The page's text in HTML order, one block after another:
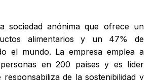
sociedad anónima que ofrece un
alimentarios y un 47% de
el mundo. La empresa emplea a
en 200 países y es líder
responsabiliza de la sostenibilidad y